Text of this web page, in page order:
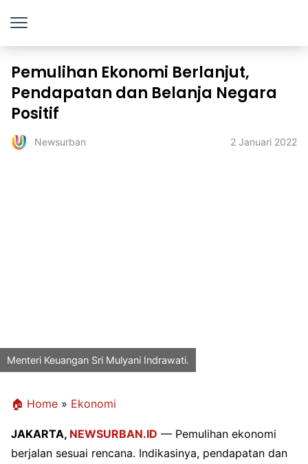
Pemulihan Ekonomi Berlanjut,
Pendapatan dan Belanja Negara
Positif
Newsurban 2 Januari 2022
Menteri Keuangan Sri Mulyani Indrawati.
🏠 Home » Ekonomi
JAKARTA, NEWSURBAN.ID — Pemulihan ekonomi
berjalan sesuai rencana. Indikasinya, pendapatan dan